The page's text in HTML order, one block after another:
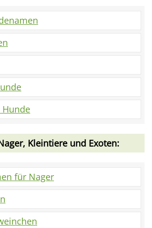
Hunde
Kleintiere und Exoten:
für Nager